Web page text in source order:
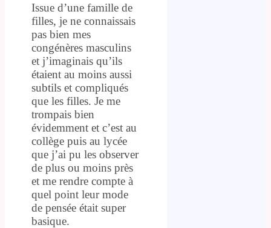
Issue d’une famille de
filles, je ne connaissais
pas bien mes
congénères masculins
et j’imaginais qu’ils
étaient au moins aussi
subtils et compliqués
que les filles. Je me
trompais bien
évidemment et c’est au
collège puis au lycée
que j’ai pu les observer
de plus ou moins près
et me rendre compte à
quel point leur mode
de pensée était super
basique.